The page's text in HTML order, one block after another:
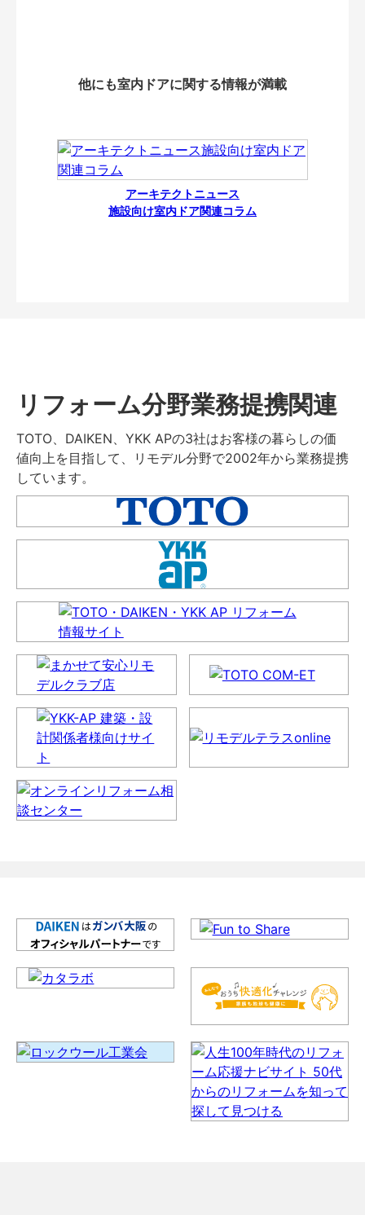
他にも室内ドアに関する情報が満載
アーキテクトニュース
施設向け室内ドア関連コラム
リフォーム分野業務提携関連
TOTO、DAIKEN、YKK APの3社はお客様の暮らしの価
値向上を目指して、リモデル分野で2002年から業務提携
しています。